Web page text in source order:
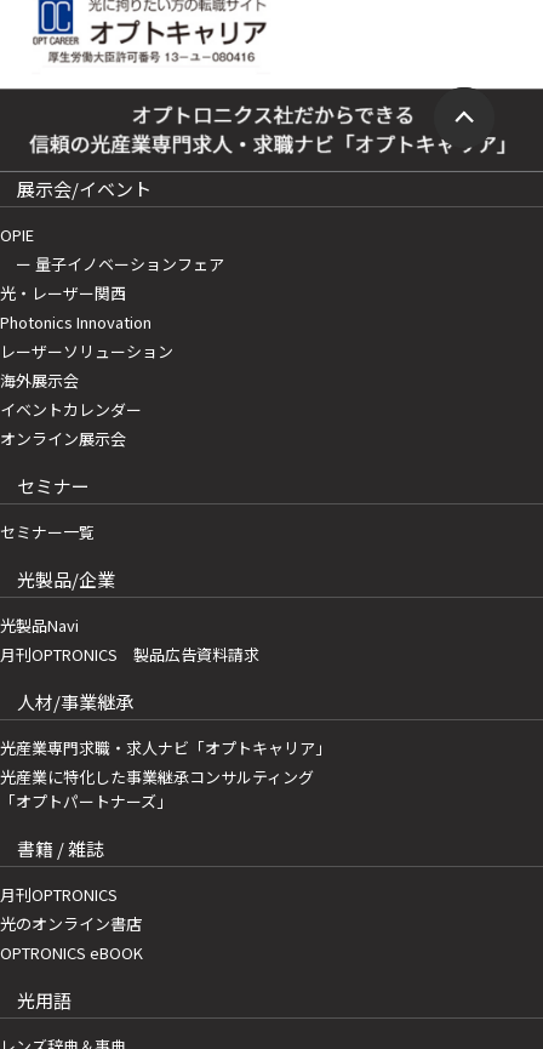
展示会/イベント
OPIE
ー 量子イノベーションフェア
光・レーザー関西
Photonics Innovation
レーザーソリューション
海外展示会
イベントカレンダー
オンライン展示会
セミナー
セミナー一覧
光製品/企業
光製品Navi
月刊OPTRONICS 製品広告資料請求
人材/事業継承
光産業専門求職・求人ナビ「オプトキャリア」
光産業に特化した事業継承コンサルティング
「オプトパートナーズ」
書籍 / 雑誌
月刊OPTRONICS
光のオンライン書店
OPTRONICS eBOOK
光用語